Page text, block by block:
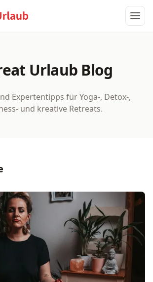
Urlaub Blog
Expertentipps für Yoga-, Detox-,
und kreative Retreats.
die Techniken, die wirklich